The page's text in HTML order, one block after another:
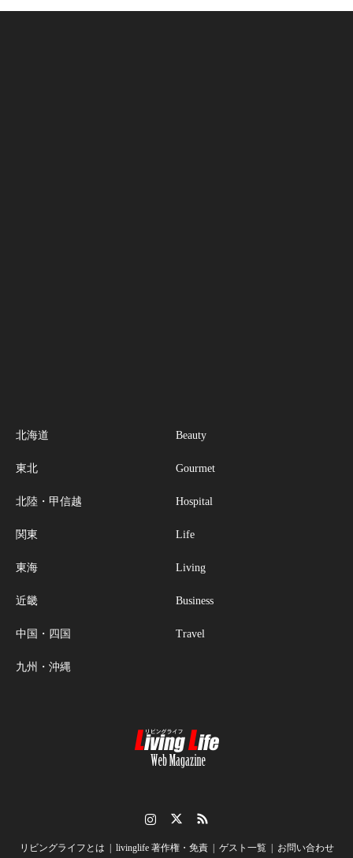
北海道
東北
北陸・甲信越
関東
東海
近畿
中国・四国
九州・沖縄
Beauty
Gourmet
Hospital
Life
Living
Business
Travel
リビングライフとは livinglife 著作権・免責 ゲスト一覧 お問い合わせ